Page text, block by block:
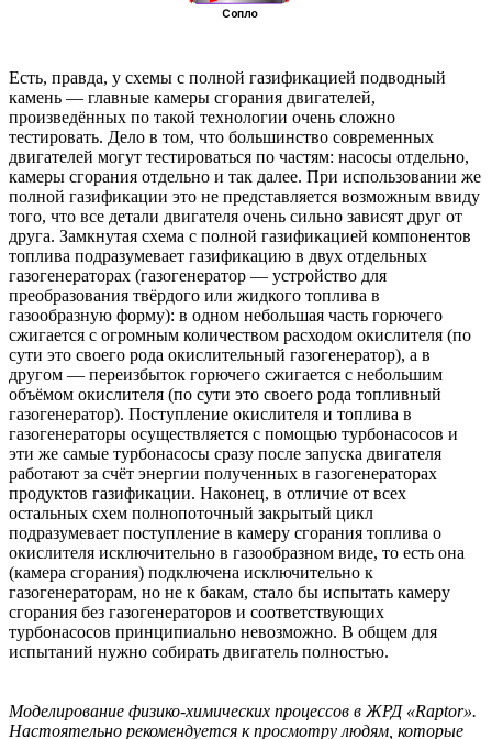
Есть, правда, у схемы с полной газификацией подводный
камень — главные камеры сгорания двигателей,
произведённых по такой технологии очень сложно
тестировать. Дело в том, что большинство современных
двигателей могут тестироваться по частям: насосы отдельно,
камеры сгорания отдельно и так далее. При использовании же
полной газификации это не представляется возможным ввиду
того, что все детали двигателя очень сильно зависят друг от
друга. Замкнутая схема с полной газификацией компонентов
топлива подразумевает газификацию в двух отдельных
газогенераторах (газогенератор — устройство для
преобразования твёрдого или жидкого топлива в
газообразную форму): в одном небольшая часть горючего
сжигается с огромным количеством расходом окислителя (по
сути это своего рода окислительный газогенератор), а в
другом — переизбыток горючего сжигается с небольшим
объёмом окислителя (по сути это своего рода топливный
газогенератор). Поступление окислителя и топлива в
газогенераторы осуществляется с помощью турбонасосов и
эти же самые турбонасосы сразу после запуска двигателя
работают за счёт энергии полученных в газогенераторах
продуктов газификации. Наконец, в отличие от всех
остальных схем полнопоточный закрытый цикл
подразумевает поступление в камеру сгорания топлива о
окислителя исключительно в газообразном виде, то есть она
(камера сгорания) подключена исключительно к
газогенераторам, но не к бакам, стало бы испытать камеру
сгорания без газогенераторов и соответствующих
турбонасосов принципиально невозможно. В общем для
испытаний нужно собирать двигатель полностью.
Моделирование физико-химических процессов в ЖРД «Raptor».
Настоятельно рекомендуется к просмотру людям, которые